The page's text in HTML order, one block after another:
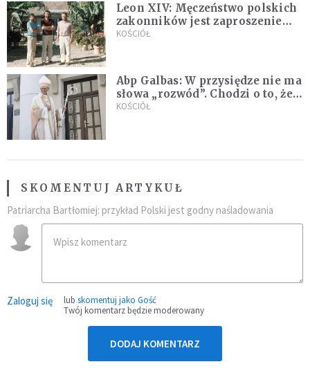
Leon XIV: Męczeństwo polskich
zakonników jest zaproszeniem
do jedności i misji całego
KOŚCIÓŁ
Abp Galbas: W przysiędze nie ma
słowa „rozwód”. Chodzi o to, że
„cię nie opuszczę”
KOŚCIÓŁ
SKOMENTUJ ARTYKUŁ
Patriarcha Bartłomiej: przykład Polski jest godny naśladowania
Zaloguj się lub skomentuj jako Gość
Twój komentarz będzie moderowany
DODAJ KOMENTARZ